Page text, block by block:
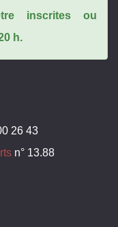
inscrites ou
h.
26 43
n° 13.88